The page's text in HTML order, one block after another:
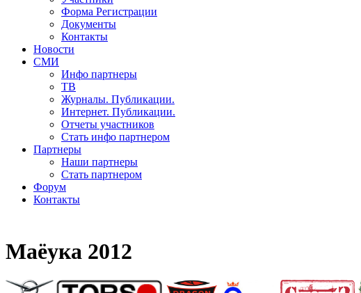
Форма Регистрации
Документы
Контакты
Новости
СМИ
Инфо партнеры
ТВ
Журналы. Публикации.
Интернет. Публикации.
Отчеты участников
Стать инфо партнером
Партнеры
Наши партнеры
Стать партнером
Форум
Контакты
Маёука 2012